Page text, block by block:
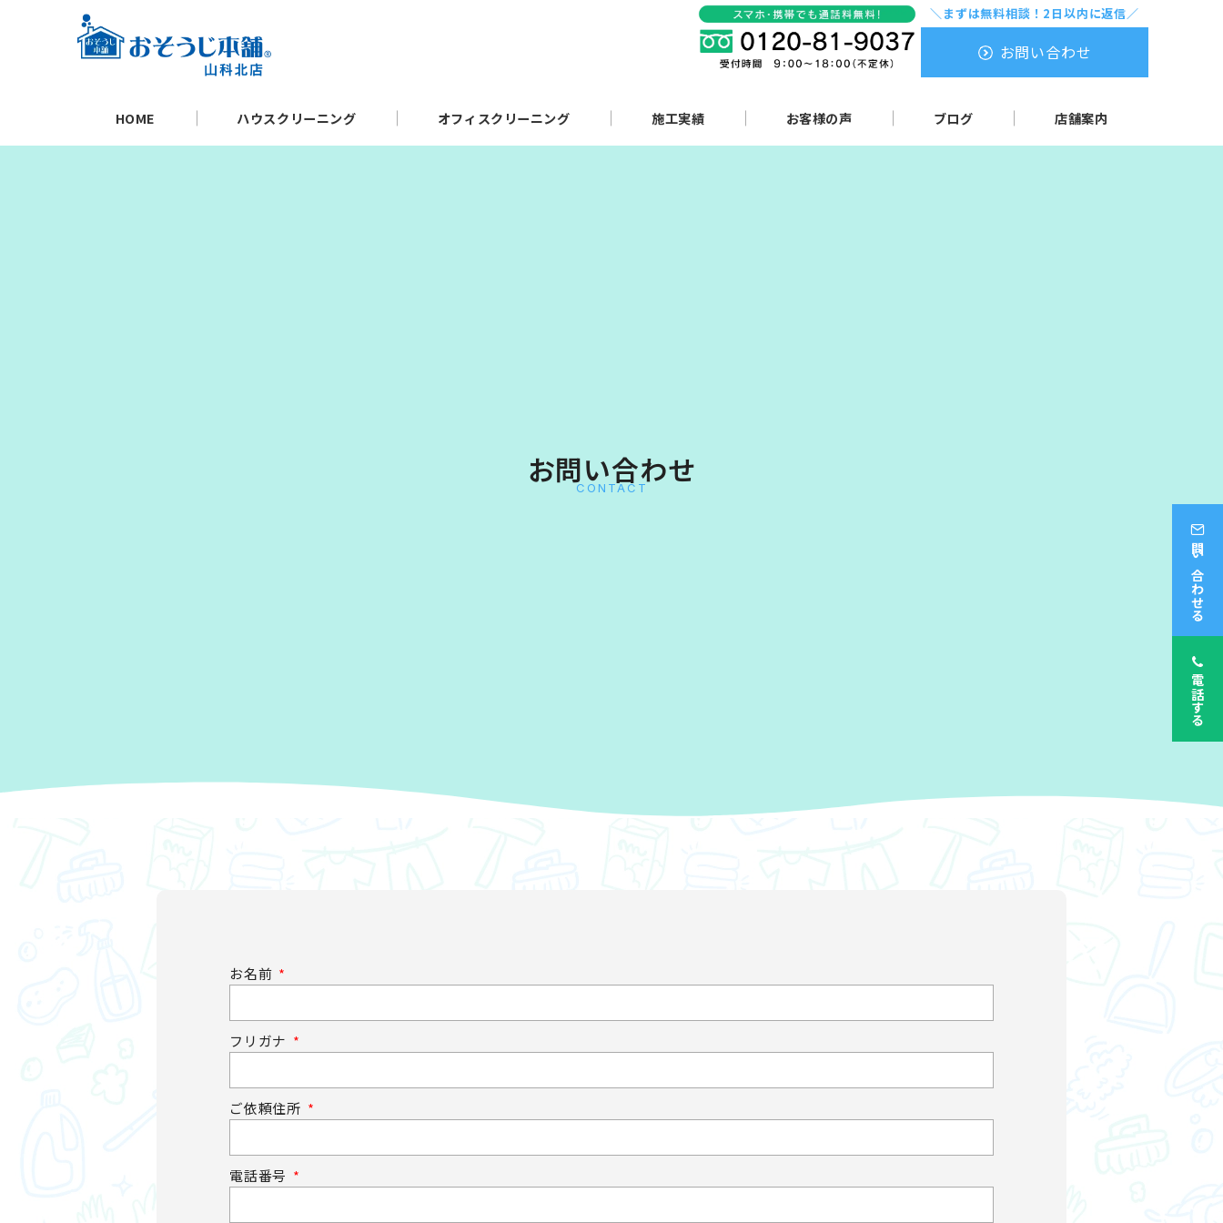
＼まずは無料相談！2日以内に返信／
お問い合わせ
HOME ハウスクリーニング オフィスクリーニング 施工実績 お客様の声 ブログ 店舗案内
お問い合わせ
CONTACT
お名前
フリガナ
ご依頼住所
電話番号
問い合わせる
電話する